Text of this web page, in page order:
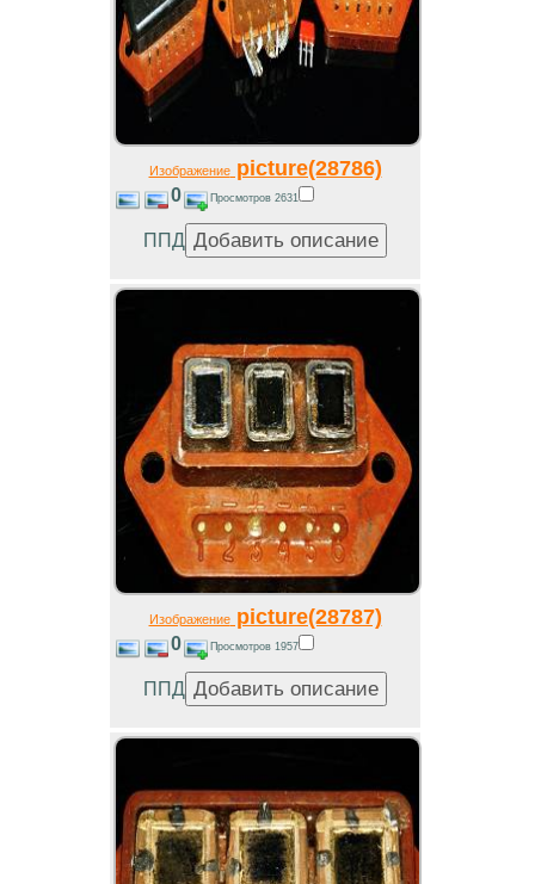
Изображениеpicture(28786)
0 Просмотров 2631
ППД
Изображениеpicture(28787)
0 Просмотров 1957
ППД